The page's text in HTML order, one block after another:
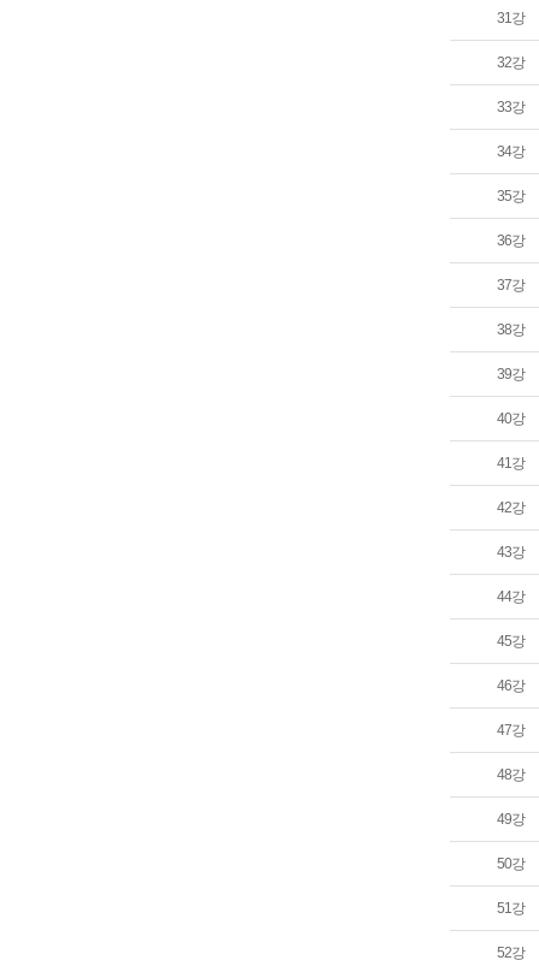
31강
32강
33강
34강
35강
36강
37강
38강
39강
40강
41강
42강
43강
44강
45강
46강
47강
48강
49강
50강
51강
52강